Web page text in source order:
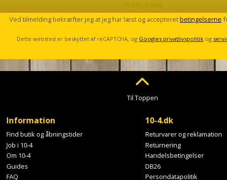
Ved tilmelding bekræfter jeg at jeg har læst og accepteretbetingelserne
Dette websted er beskyttet af reCAPTCHA, og Googles privatlivspolitik og
Til Toppen
Information
Find butik og åbningstider
Job i 10-4
Om 10-4
Guides
FAQ
10-4.dk
Returvarer og reklamation
Returnering
Handelsbetingelser
DB26
Persondatapolitik